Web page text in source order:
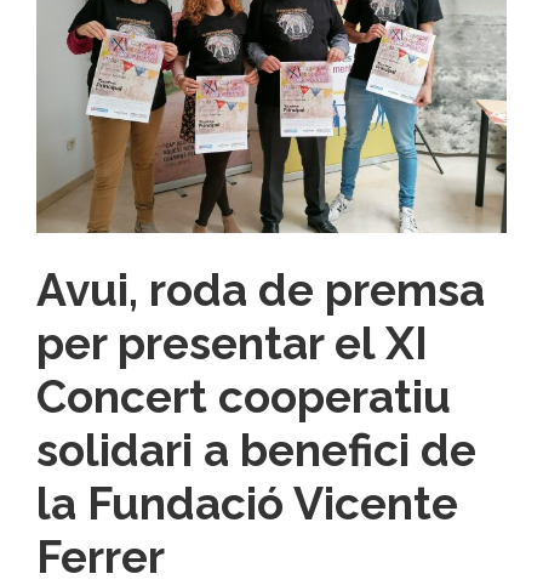
Avui, roda de premsa
per presentar el XI
Concert cooperatiu
solidari a benefici de
la Fundació Vicente
Ferrer